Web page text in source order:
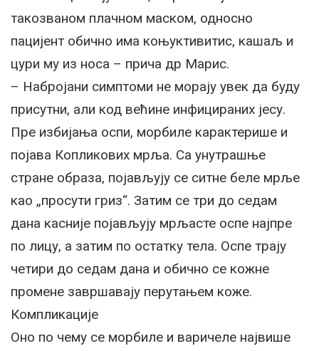
такозваном плачном маском, односно
пацијент обично има коњуктивитис, кашаљ и
цури му из носа – прича др Марис.
– Набројани симптоми не морају увек да буду
присутни, али код већине инфицираних јесу.
Пре избијања оспи, морбиле карактерише и
појава Копликових мрља. Са унутрашње
стране образа, појављују се ситне беле мрље
као „просути гриз“. Затим се три до седам
дана касније појављују мрљасте оспе најпре
по лицу, а затим по остатку тела. Оспе трају
четири до седам дана и обично се кожне
промене завршавају перутањем коже.
Компликације
Оно по чему се морбиле и варичеле највише